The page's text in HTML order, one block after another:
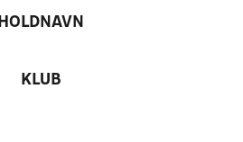
HOLDNAVN
KLUB